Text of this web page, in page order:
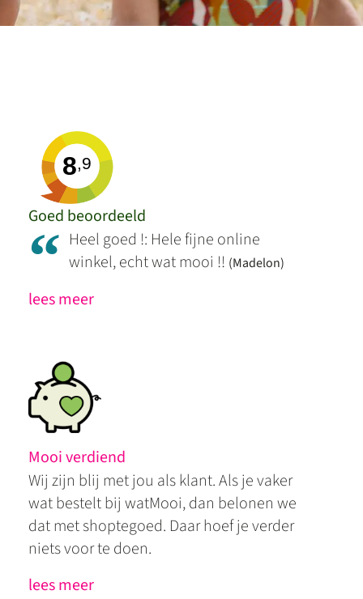
8,9
Goed beoordeeld
“ Heel goed !: Hele fijne online
winkel, echt wat mooi !! (Madelon)
lees meer
Mooi verdiend
Wij zijn blij met jou als klant. Als je vaker
wat bestelt bij watMooi, dan belonen we
dat met shoptegoed. Daar hoef je verder
niets voor te doen.
lees meer